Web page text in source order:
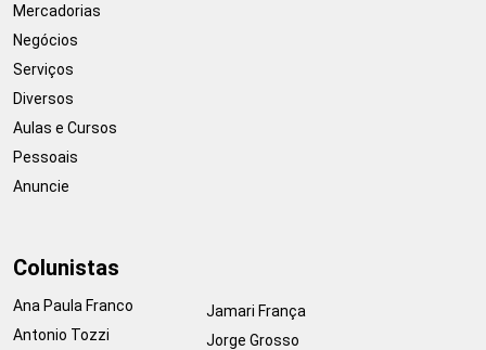
Mercadorias
Negócios
Serviços
Diversos
Aulas e Cursos
Pessoais
Anuncie
Colunistas
Ana Paula Franco
Antonio Tozzi
Jamari França
Jorge Grosso